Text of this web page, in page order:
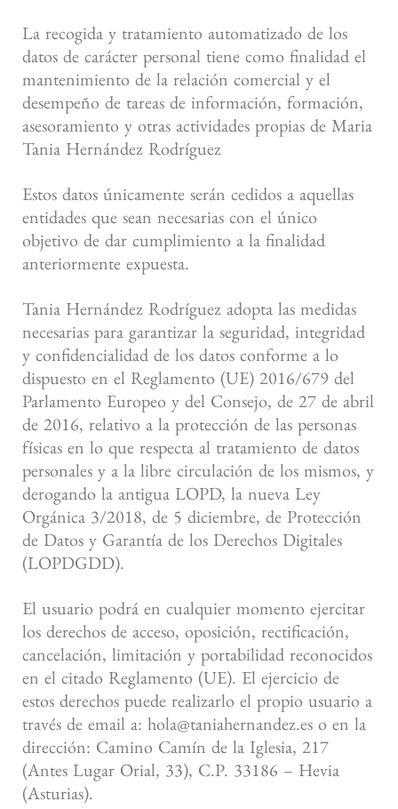
La recogida y tratamiento automatizado de los
datos de carácter personal tiene como finalidad el
mantenimiento de la relación comercial y el
desempeño de tareas de información, formación,
asesoramiento y otras actividades propias de Maria
Tania Hernández Rodríguez
Estos datos únicamente serán cedidos a aquellas
entidades que sean necesarias con el único
objetivo de dar cumplimiento a la finalidad
anteriormente expuesta.
Tania Hernández Rodríguez adopta las medidas
necesarias para garantizar la seguridad, integridad
y confidencialidad de los datos conforme a lo
dispuesto en el Reglamento (UE) 2016/679 del
Parlamento Europeo y del Consejo, de 27 de abril
de 2016, relativo a la protección de las personas
físicas en lo que respecta al tratamiento de datos
personales y a la libre circulación de los mismos, y
derogando la antigua LOPD, la nueva Ley
Orgánica 3/2018, de 5 diciembre, de Protección
de Datos y Garantía de los Derechos Digitales
(LOPDGDD).
El usuario podrá en cualquier momento ejercitar
los derechos de acceso, oposición, rectificación,
cancelación, limitación y portabilidad reconocidos
en el citado Reglamento (UE). El ejercicio de
estos derechos puede realizarlo el propio usuario a
través de email a: hola@taniahernandez.es o en la
dirección: Camino Camín de la Iglesia, 217
(Antes Lugar Orial, 33), C.P. 33186 – Hevia
(Asturias).